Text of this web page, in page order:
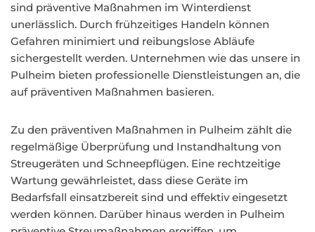
sind präventive Maßnahmen im Winterdienst
unerlässlich. Durch frühzeitiges Handeln können
Gefahren minimiert und reibungslose Abläufe
sichergestellt werden. Unternehmen wie das unsere in
Pulheim bieten professionelle Dienstleistungen an, die
auf präventiven Maßnahmen basieren.
Zu den präventiven Maßnahmen in Pulheim zählt die
regelmäßige Überprüfung und Instandhaltung von
Streugeräten und Schneepflügen. Eine rechtzeitige
Wartung gewährleistet, dass diese Geräte im
Bedarfsfall einsatzbereit sind und effektiv eingesetzt
werden können. Darüber hinaus werden in Pulheim